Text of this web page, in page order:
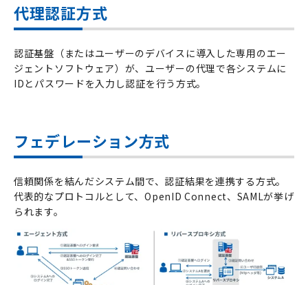
代理認証方式
認証基盤（またはユーザーのデバイスに導入した専用のエー
ジェントソフトウェア）が、ユーザーの代理で各システムに
IDとパスワードを入力し認証を行う方式。
フェデレーション方式
信頼関係を結んだシステム間で、認証結果を連携する方式。
代表的なプロトコルとして、OpenID Connect、 SAMLが挙げ
られます。